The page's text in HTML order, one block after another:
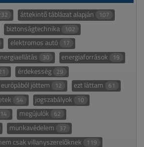
áttekintő táblázat alapján 107
biztonságtechnika 102
elektromos autó 17
30 energiaforrások 19
érdekesség 29
európából jöttem 12 ezt láttam 61
54 jogszabályok 10
14 megújulók 62
munkavédelem 37
csak villanyszerelőknek 119